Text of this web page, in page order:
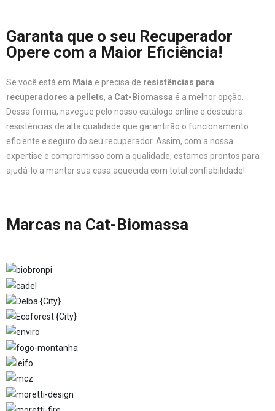
Garanta que o seu Recuperador
Opere com a Maior Eficiência!
Se você está em Maia e precisa de resistências para
recuperadores a pellets, a Cat-Biomassa é a melhor opção.
Dessa forma, navegue pelo nosso catálogo online e descubra
resistências de alta qualidade que garantirão o funcionamento
eficiente e seguro do seu recuperador. Assim, com a nossa
expertise e compromisso com a qualidade, estamos prontos para
ajudá-lo a manter sua casa aquecida com total confiabilidade!
Marcas na Cat-Biomassa